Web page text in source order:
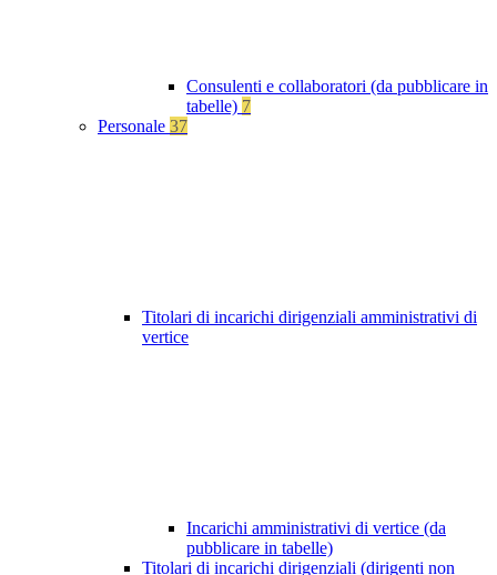
Consulenti e collaboratori (da pubblicare in
tabelle) 7
Personale 37
Titolari di incarichi dirigenziali amministrativi di
vertice
Incarichi amministrativi di vertice (da
pubblicare in tabelle)
Titolari di incarichi dirigenziali (dirigenti non